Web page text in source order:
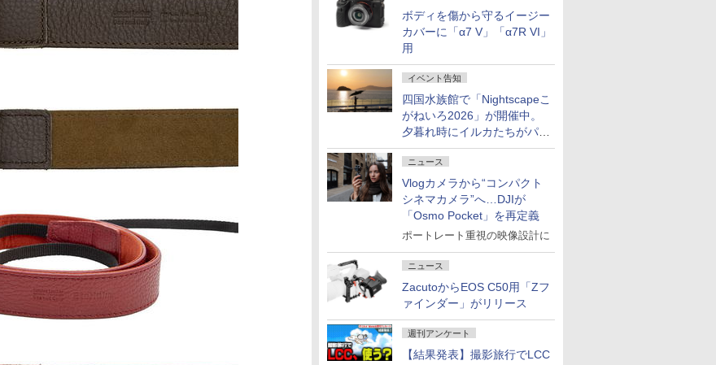
ボディを傷から守るイージー
カバーに「α7 V」「α7R VI」
用
イベント告知
四国水族館で「Nightscapeこ
がねいろ2026」が開催中。
夕暮れ時にイルカたちがパフ
ォーマンスを繰り広げる
ニュース
Vlogカメラから“コンパクト
シネマカメラ”へ…DJIが
「Osmo Pocket」を再定義
ポートレート重視の映像設計に
ニュース
ZacutoからEOS C50用「Zフ
ァインダー」がリリース
週刊アンケート
【結果発表】撮影旅行でLCC